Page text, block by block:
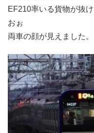
EF210率いる貨物が抜
おぉ
両車の顔が見えました。